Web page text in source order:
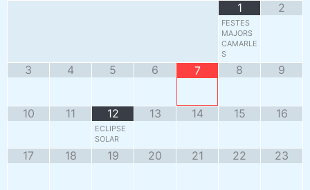
1
FESTES
MAJORS
CAMARLE
S
2
3 4 5 6 7 8 9
10 11 12
ECLIPSE
SOLAR
13 14 15 16
17 18 19 20 21 22 23